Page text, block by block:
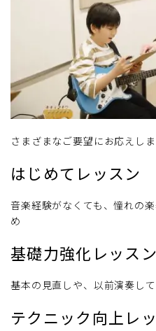
さまざまなご要望にお応えし
はじめてレッスン
音楽経験がなくても、憧れの
め
基礎力強化レッスン
基本の見直しや、以前演奏し
テクニック向上レ